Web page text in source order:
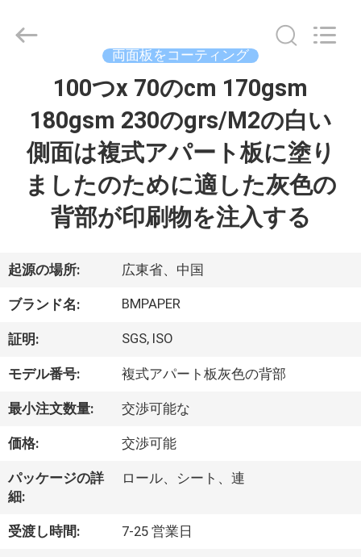
わ
た
し
た
ち
つ
い
て
Reserved.
両面板をコーティング
100つx 70のcm 170gsm
180gsm 230のgrs/M2の白い
側面は複式アパート板に塗り
ましたのために適した灰色の
背部が印刷物を注入する
起源の場所: 広東省、中国
ブランド名: BMPAPER
証明: SGS, ISO
モデル番号: 複式アパート板灰色の背部
最小注文数量: 交渉可能な
価格: 交渉可能
パッケージの詳
細:
ロール、シート、連
受渡し時間: 7-25 営業日